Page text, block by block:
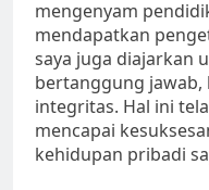
mengenyam
mendapatkan
saya juga diajarkan
bertanggung
integritas. Hal ini
mencapai
kehidupan pribadi